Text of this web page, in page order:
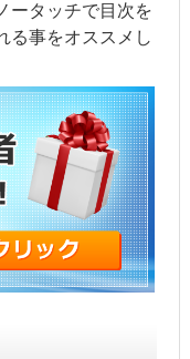
ータッチで目次を
る事をオススメし